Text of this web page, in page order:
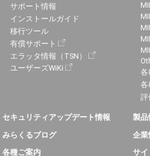
サポート情報
インストールガイド
移行ツール
有償サポート
エラッタ情報（TSN）
ユーザーズWiKi
各
各
評
セキュリティアップデート情報
みらくるブログ
各種ご案内
製品
企業
サイ